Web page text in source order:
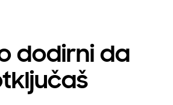
dodirni da